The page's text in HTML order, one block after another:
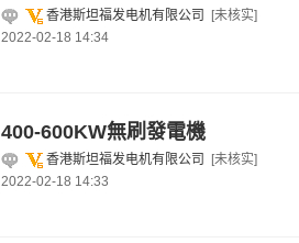
香港斯坦福发电机有限公司
[未核实]
2022-02-18 14:34
400-600KW無刷發電機
香港斯坦福发电机有限公司
[未核实]
2022-02-18 14:33